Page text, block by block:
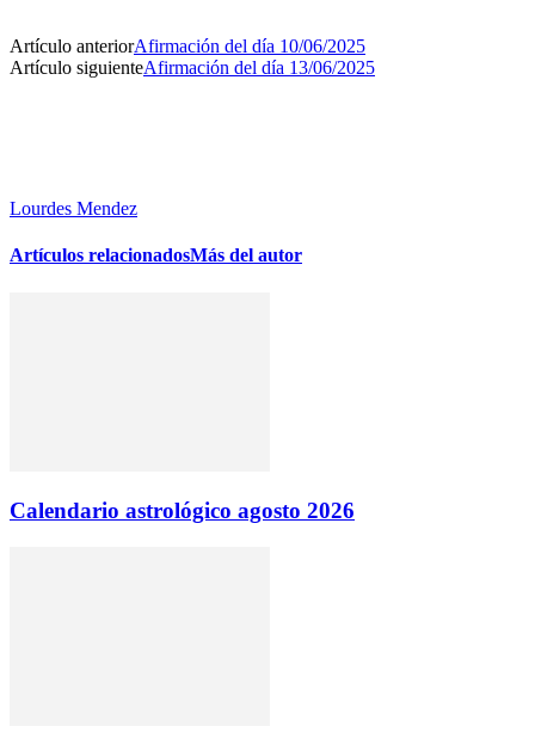
Artículo anteriorAfirmación del día 10/06/2025
Artículo siguienteAfirmación del día 13/06/2025
Lourdes Mendez
Artículos relacionadosMás del autor
Calendario astrológico agosto 2026